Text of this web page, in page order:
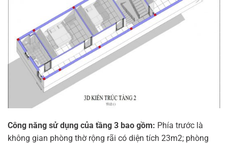
Công năng sử dụng của tầng 3 bao gồm: Phía trước là
không gian phòng thờ rộng rãi có diện tích 23m2; phòng